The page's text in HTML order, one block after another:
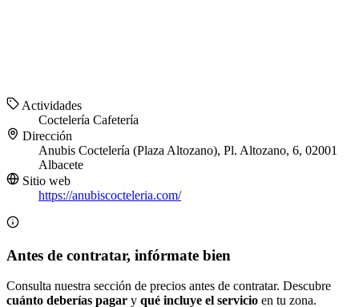
Actividades
Coctelería Cafetería
Dirección
Anubis Coctelería (Plaza Altozano), Pl. Altozano, 6, 02001
Albacete
Sitio web
https://anubiscocteleria.com/
Antes de contratar, infórmate bien
Consulta nuestra sección de precios antes de contratar. Descubre
cuánto deberías pagar y qué incluye el servicio en tu zona.